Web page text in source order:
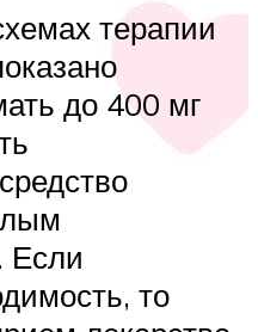
терапии
до 400 мг
Если
то